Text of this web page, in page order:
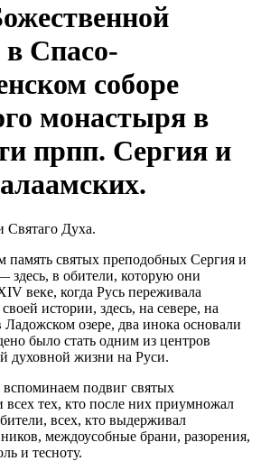
в Спасо-
соборе
монастыря в
прпп. Сергия и
Духа.
память святых преподобных Сергия и
здесь, в обители, которую они
веке, когда Русь переживала
истории, здесь, на севере, на
озере, два инока основали
было стать одним из центров
духовной жизни на Руси.
подвиг святых
тех, кто после них приумножал
всех, кто выдерживал
междоусобные брани, разорения,
и тесноту.